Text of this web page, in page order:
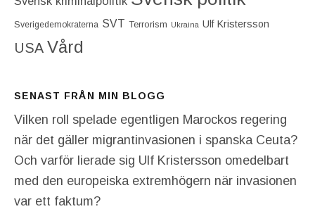
Sverigedemokraterna SVT Terrorism Ukraina Ulf Kristersson
USA Vård
SENAST FRÅN MIN BLOGG
Vilken roll spelade egentligen Marockos regering
när det gäller migrantinvasionen i spanska Ceuta?
Och varför lierade sig Ulf Kristersson omedelbart
med den europeiska extremhögern när invasionen
var ett faktum?